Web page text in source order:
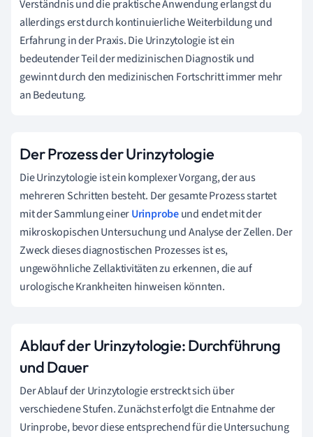
Verständnis und die praktische Anwendung erlangst du
allerdings erst durch kontinuierliche Weiterbildung und
Erfahrung in der Praxis. Die Urinzytologie ist ein
bedeutender Teil der medizinischen Diagnostik und
gewinnt durch den medizinischen Fortschritt immer mehr
an Bedeutung.
Der Prozess der Urinzytologie
Die Urinzytologie ist ein komplexer Vorgang, der aus
mehreren Schritten besteht. Der gesamte Prozess startet
mit der Sammlung einerUrinprobeund endet mit der
mikroskopischen Untersuchung und Analyse der Zellen. Der
Zweck dieses diagnostischen Prozesses ist es,
ungewöhnliche Zellaktivitäten zu erkennen, die auf
urologische Krankheiten hinweisen könnten.
Ablauf der Urinzytologie: Durchführung
und Dauer
Der Ablauf der Urinzytologie erstreckt sich über
verschiedene Stufen. Zunächst erfolgt die Entnahme der
Urinprobe, bevor diese entsprechend für die Untersuchung